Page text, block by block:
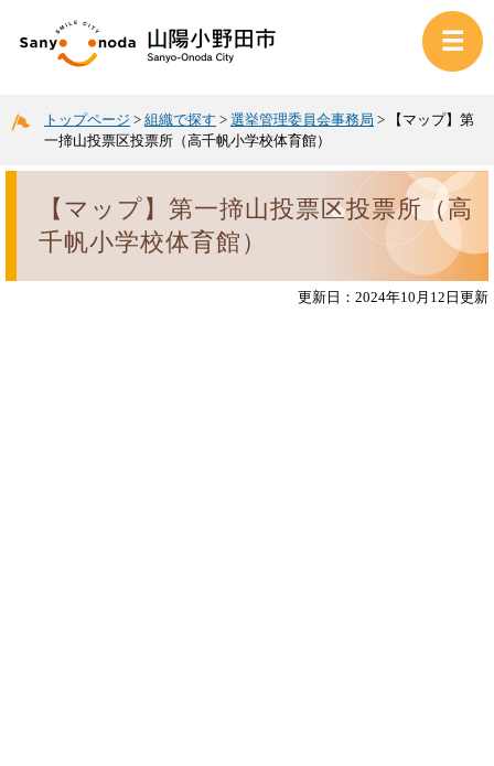
トップページ > 組織で探す > 選挙管理委員会事務局 >
【マップ】第
一揥山投票区投票所（高千帆小学校体育館）
【マップ】第一揥山投票区投票所（高
千帆小学校体育館）
更新日：2024年10月12日更新